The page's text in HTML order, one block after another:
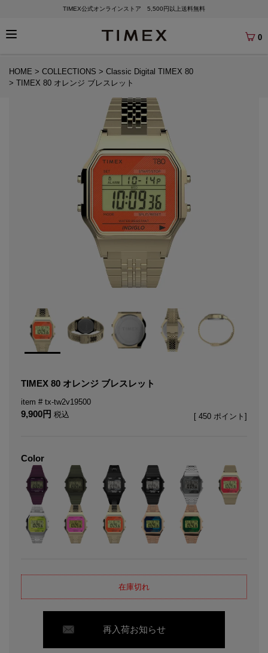
TIMEX公式オンラインストア 5,500円以上送料無料
0
HOME COLLECTIONS
Classic Digital TIMEX 80
TIMEX 80 オレンジ ブレスレット
TIMEX 80 オレンジ ブレスレット
tx-tw2v19500
9,900 税込 [ 450 ポイント]
Color
在庫切れ
再入荷お知らせ